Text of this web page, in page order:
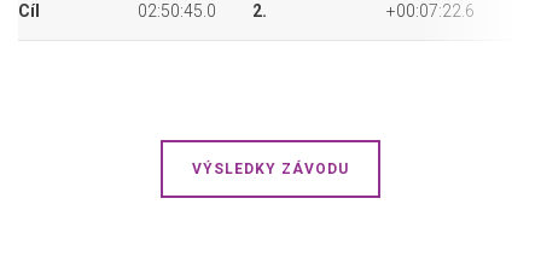
Cíl 02:50:45.0 2. +00:07:22.6
VÝSLEDKY ZÁVODU